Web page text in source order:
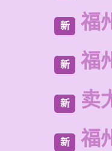
新 福
新 福
新 卖
新 福